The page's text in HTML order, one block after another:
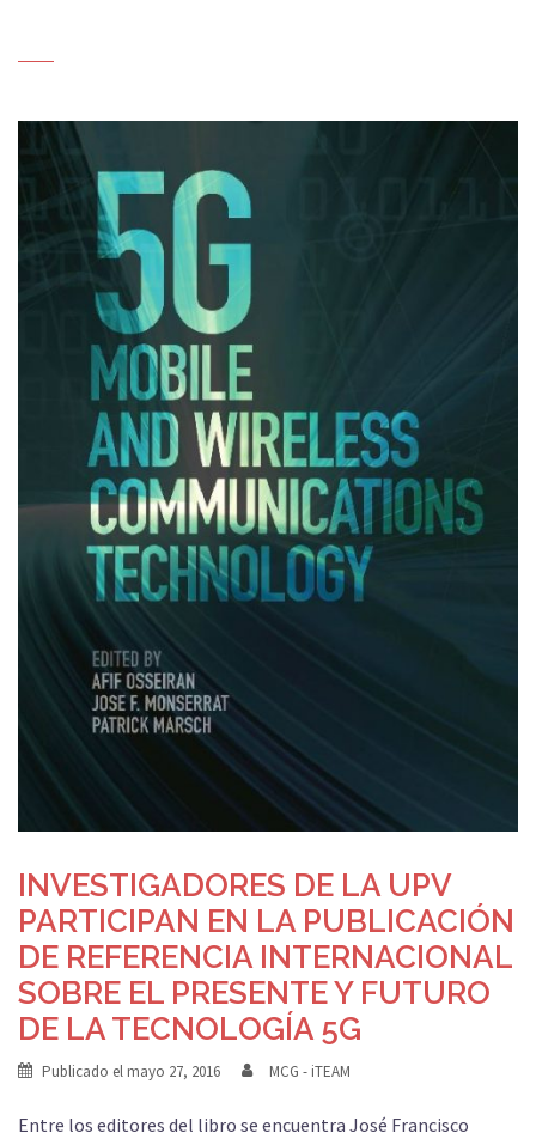
INVESTIGADORES DE LA UPV
PARTICIPAN EN LA PUBLICACIÓN
DE REFERENCIA INTERNACIONAL
SOBRE EL PRESENTE Y FUTURO
DE LA TECNOLOGÍA 5G
Publicado el mayo 27, 2016 MCG - iTEAM
Entre los editores del libro se encuentra José Francisco